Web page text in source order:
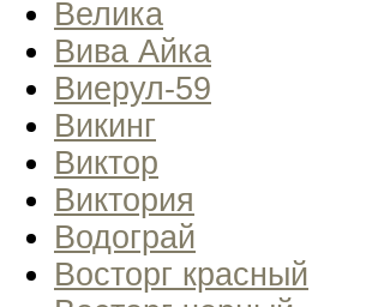
Велика
Вива Айка
Виерул-59
Викинг
Виктор
Виктория
Водограй
Восторг красный